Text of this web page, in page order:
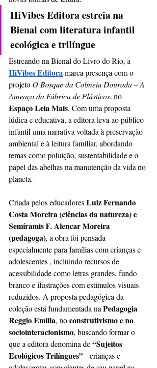
HiVibes Editora estreia na
Bienal com literatura infantil
ecológica e trilíngue
Estreando na Bienal do Livro do Rio, a
HiVibes Editora marca presença com o
projeto O Bosque da Colmeia Dourada – A
Ameaça da Fábrica de Plásticos, no
Espaço Leia Mais. Com uma proposta
lúdica e educativa, a editora leva ao público
infantil uma narrativa voltada à preservação
ambiental e à leitura familiar, abordando
temas como poluição, sustentabilidade e o
papel das abelhas na manutenção da vida no
planeta.
Criada pelos educadores Luiz Fernando
Costa Moreira (ciências da natureza) e
Semíramis F. Alencar Moreira
(pedagoga), a obra foi pensada
especialmente para famílias com crianças e
adolescentes , incluindo recursos de
acessibilidade como letras grandes, fundo
branco e ilustrações com estímulos visuais
reduzidos. A proposta pedagógica da
coleção está fundamentada na Pedagogia
Reggio Emilia, no construtivismo e no
sociointeracionismo, buscando formar o
que a editora denomina de “Sujeitos
Ecológicos Trilíngues” - crianças e